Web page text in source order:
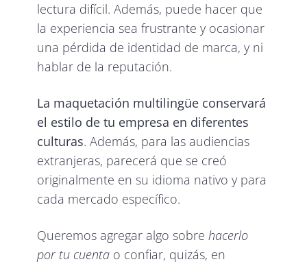
lectura difícil. Además, puede hacer que
la experiencia sea frustrante y ocasionar
una pérdida de identidad de marca, y ni
hablar de la reputación.
La maquetación multilingüe conservará
el estilo de tu empresa en diferentes
culturas. Además, para las audiencias
extranjeras, parecerá que se creó
originalmente en su idioma nativo y para
cada mercado específico.
Queremos agregar algo sobrehacerlo
por tu cuenta o confiar, quizás, en